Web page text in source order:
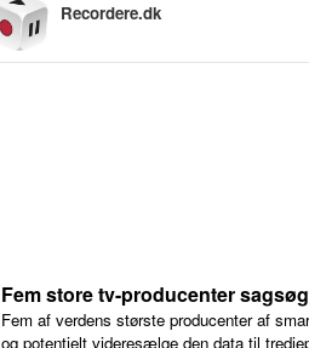
Recordere.dk
Fem store tv-producenter
Fem af verdens største producenter af
og potentielt videresælge den data til